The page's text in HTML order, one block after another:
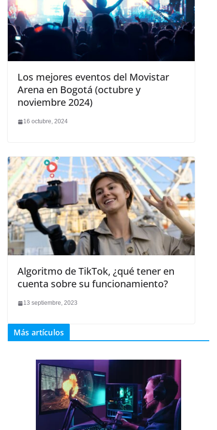
Los mejores eventos del Movistar
Arena en Bogotá (octubre y
noviembre 2024)
16 octubre, 2024
Algoritmo de TikTok, ¿qué tener en
cuenta sobre su funcionamiento?
13 septiembre, 2023
Más artículos